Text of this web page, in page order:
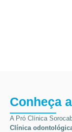
Conheça
A Pró Clínica
Clínica